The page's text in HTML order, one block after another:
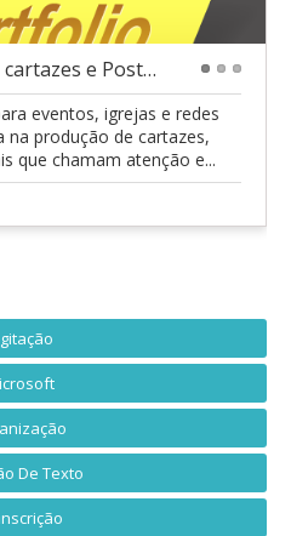
D59126103,esigner de cartazes e Posts para eventos
eventos, igrejas e redes
na produção de cartazes,
que chamam atenção e...
De Texto